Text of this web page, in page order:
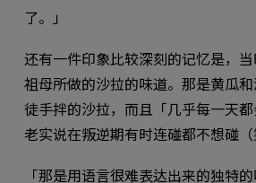
了。」
还有一件印象比较深刻的记忆是，
祖母所做的沙拉的味道。那是黄瓜
徒手拌的沙拉，而且「几乎每一天都
老实说在叛逆期有时连碰都不想碰（
「那是用语言很难表达出来的独特